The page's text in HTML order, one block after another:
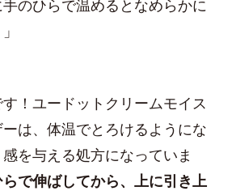
手のひらで温めるとなめらかに
！ユードットクリームモイス
は、体温でとろけるようにな
を与える処方になっていま
で伸ばしてから、上に引き上